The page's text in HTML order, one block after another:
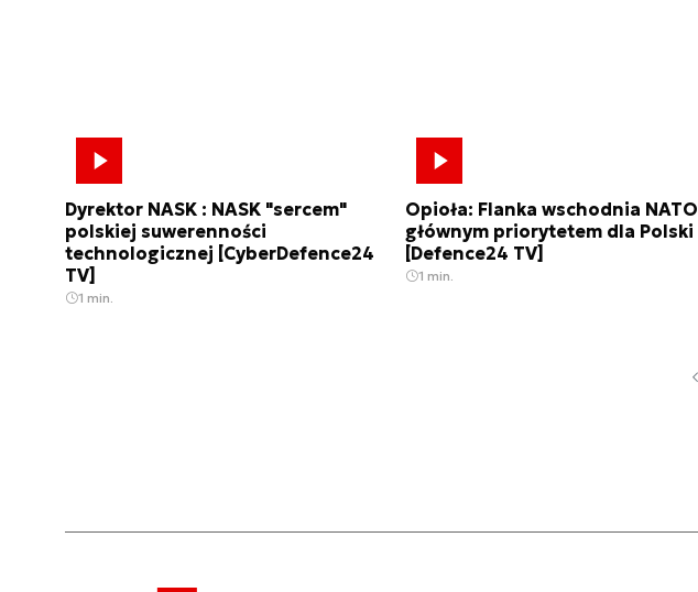
Dyrektor NASK : NASK "sercem"
polskiej suwerenności
technologicznej [CyberDefence24
TV]
1 min.
Opioła: Flanka wschodnia NATO
głównym priorytetem dla Polski
[Defence24 TV]
1 min.